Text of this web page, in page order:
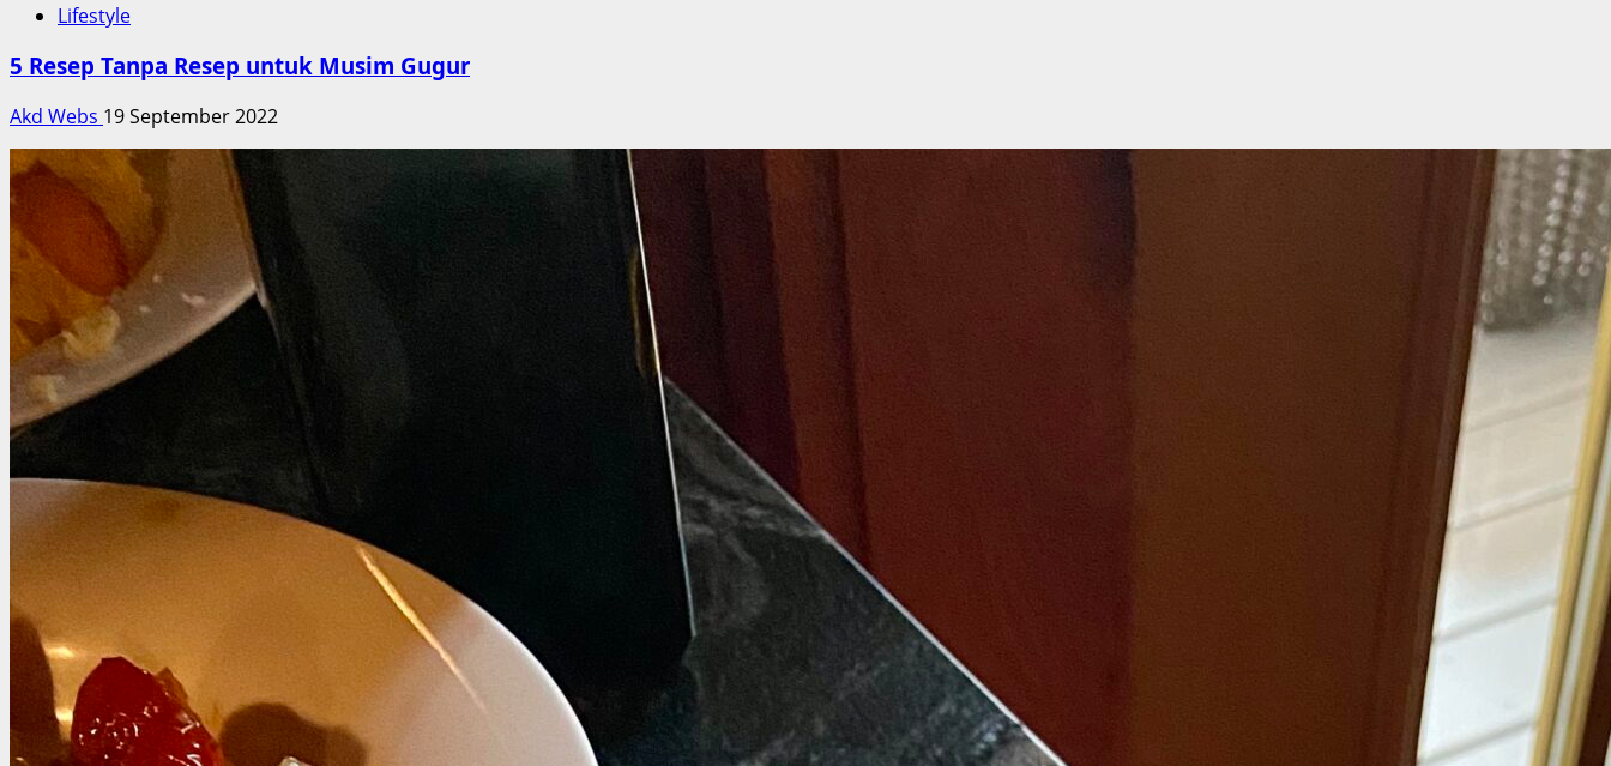
Lifestyle
5 Resep Tanpa Resep untuk Musim Gugur
Akd Webs 19 September 2022